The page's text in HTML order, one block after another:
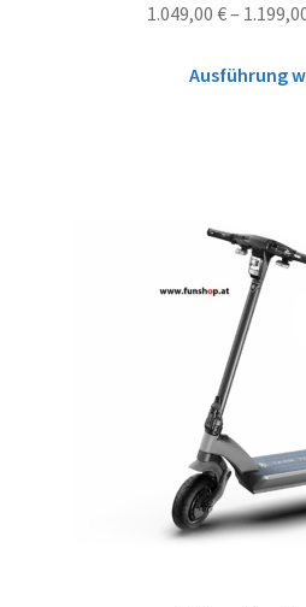
1.049,00 €–
Ausführung